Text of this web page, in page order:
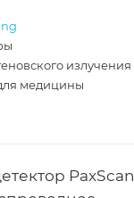
излучения
медицины
PaxScan